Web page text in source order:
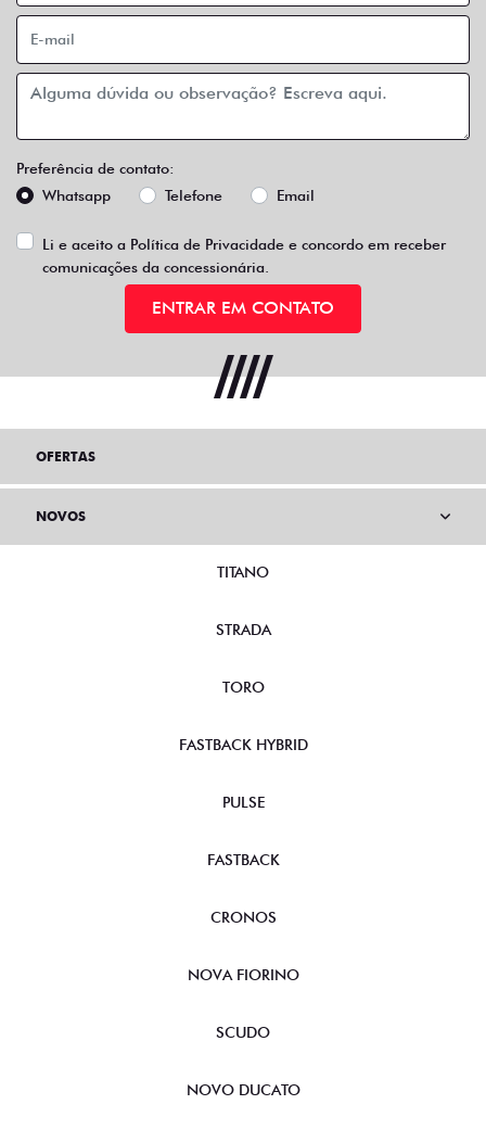
Preferência de contato:
Whatsapp
Telefone Email
Li e aceito a Política de Privacidade e concordo em receber
comunicações da concessionária.
ENTRAR EM CONTATO
OFERTAS
NOVOS
TITANO
STRADA
TORO
FASTBACK HYBRID
PULSE
FASTBACK
CRONOS
NOVA FIORINO
SCUDO
NOVO DUCATO